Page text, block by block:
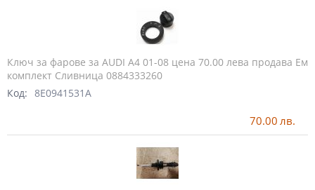
Ключ за фарове за AUDI А4 01-08 цена 70.00 лева продава Ем
комплект Сливница 0884333260
Код: 8E0941531A
70.00 лв.